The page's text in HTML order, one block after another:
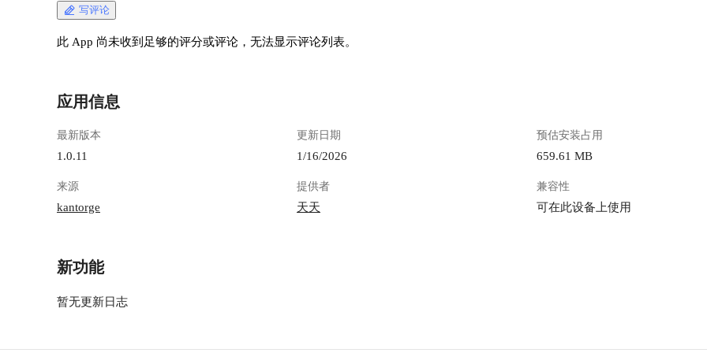
写评论
此 App 尚未收到足够的评分或评论，无法显示评论列表。
应用信息
最新版本
1.0.11
更新日期
1/16/2026
预估安装占用
659.61 MB
来源
kantorge
提供者
天天
兼容性
可在此设备上使用
新功能
暂无更新日志